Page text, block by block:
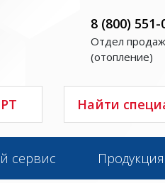
8 (800) 551-
Отдел продаж
(отопление)
Найти
сервис Продукция